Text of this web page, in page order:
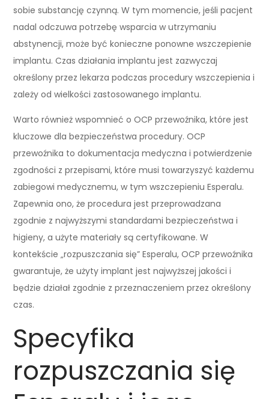
sobie substancję czynną. W tym momencie, jeśli pacjent
nadal odczuwa potrzebę wsparcia w utrzymaniu
abstynencji, może być konieczne ponowne wszczepienie
implantu. Czas działania implantu jest zazwyczaj
określony przez lekarza podczas procedury wszczepienia i
zależy od wielkości zastosowanego implantu.
Warto również wspomnieć o OCP przewoźnika, które jest
kluczowe dla bezpieczeństwa procedury. OCP
przewoźnika to dokumentacja medyczna i potwierdzenie
zgodności z przepisami, które musi towarzyszyć każdemu
zabiegowi medycznemu, w tym wszczepieniu Esperalu.
Zapewnia ono, że procedura jest przeprowadzana
zgodnie z najwyższymi standardami bezpieczeństwa i
higieny, a użyte materiały są certyfikowane. W
kontekście „rozpuszczania się” Esperalu, OCP przewoźnika
gwarantuje, że użyty implant jest najwyższej jakości i
będzie działał zgodnie z przeznaczeniem przez określony
czas.
Specyfika
rozpuszczania się